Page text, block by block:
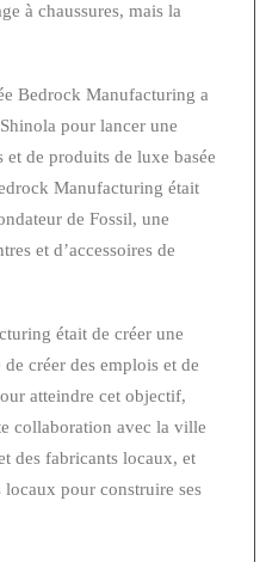
à chaussures, mais la
Bedrock Manufacturing a
pour lancer une
de produits de luxe basée
Manufacturing était
de Fossil, une
et d’accessoires de
était de créer une
créer des emplois et de
atteindre cet objectif,
collaboration avec la ville
des fabricants locaux, et
locaux pour construire ses